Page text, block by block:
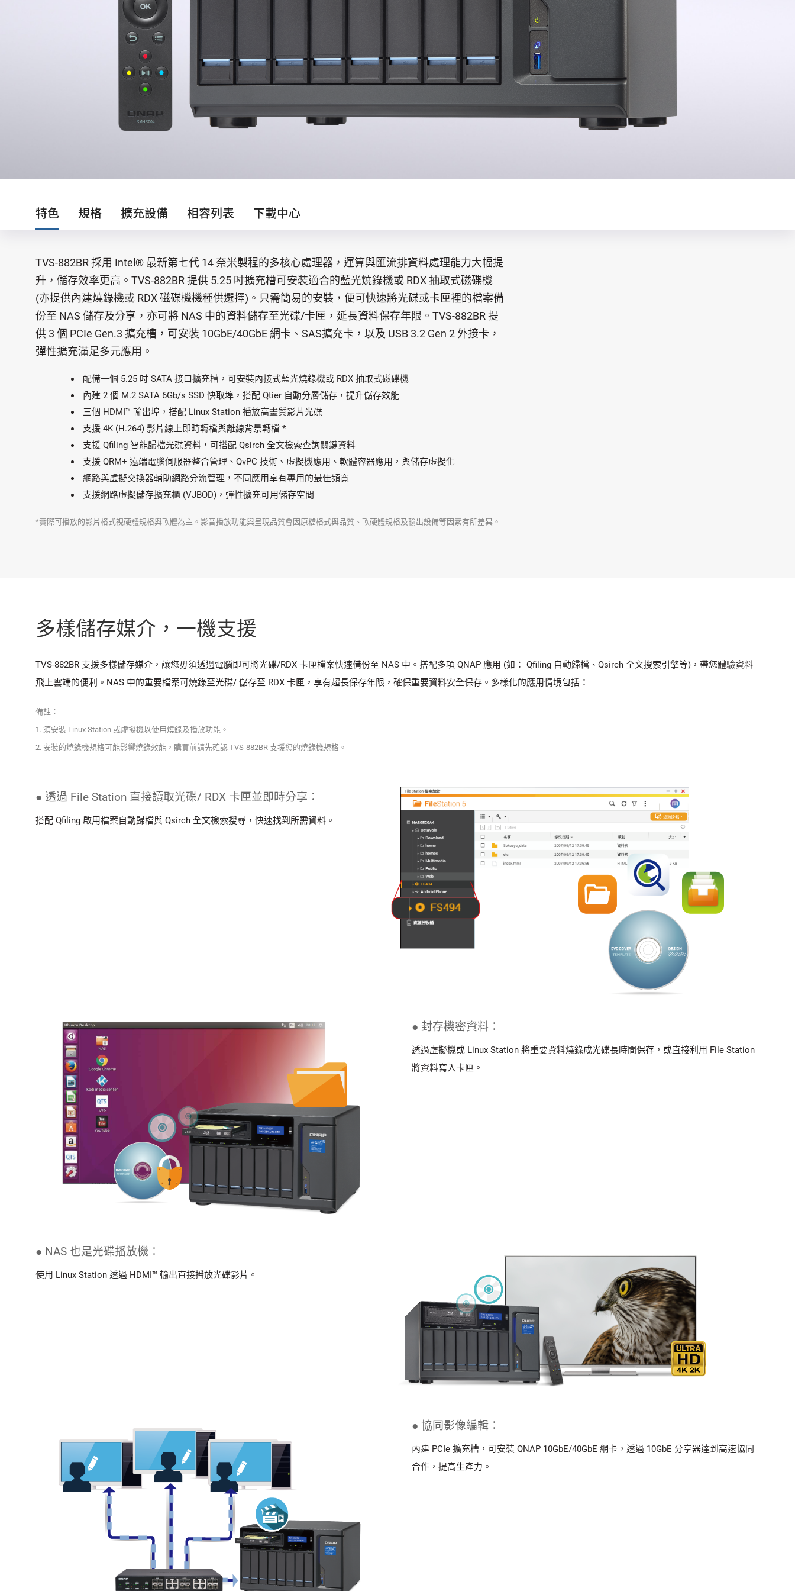
特色 規格 擴充設備 相容列表 下載中心
TVS-882BR 採用 Intel® 最新第七代 14 奈米製程的多核心處理器，運算與匯流排資料處理能力大幅提
升，儲存效率更高。TVS-882BR 提供 5.25 吋擴充槽可安裝適合的藍光燒錄機或 RDX 抽取式磁碟機
(亦提供內建燒錄機或 RDX 磁碟機機種供選擇)。只需簡易的安裝，便可快速將光碟或卡匣裡的檔案備
份至 NAS 儲存及分享，亦可將 NAS 中的資料儲存至光碟/卡匣，延長資料保存年限。TVS-882BR 提
供 3 個 PCIe Gen.3 擴充槽，可安裝 10GbE/40GbE 網卡、SAS擴充卡，以及 USB 3.2 Gen 2 外接卡，
彈性擴充滿足多元應用。
配備一個 5.25 吋 SATA 接口擴充槽，可安裝內接式藍光燒錄機或 RDX 抽取式磁碟機
內建 2 個 M.2 SATA 6Gb/s SSD 快取埠，搭配 Qtier 自動分層儲存，提升儲存效能
三個 HDMI™ 輸出埠，搭配 Linux Station 播放高畫質影片光碟
支援 4K (H.264) 影片線上即時轉檔與離線背景轉檔 *
支援 Qfiling 智能歸檔光碟資料，可搭配 Qsirch 全文檢索查詢關鍵資料
支援 QRM+ 遠端電腦伺服器整合管理、QvPC 技術、虛擬機應用、軟體容器應用，與儲存虛擬化
網路與虛擬交換器輔助網路分流管理，不同應用享有專用的最佳頻寬
支援網路虛擬儲存擴充櫃 (VJBOD)，彈性擴充可用儲存空間
*實際可播放的影片格式視硬體規格與軟體為主。影音播放功能與呈現品質會因原檔格式與品質、軟硬體規格及輸出設備等因素有所差異。
多樣儲存媒介，一機支援
TVS-882BR 支援多樣儲存媒介，讓您毋須透過電腦即可將光碟/RDX 卡匣檔案快速備份至 NAS 中。搭配多項 QNAP 應用 (如： Qfiling 自動歸檔、Qsirch 全文搜索引擎等)，帶您體驗資料
飛上雲端的便利。NAS 中的重要檔案可燒錄至光碟/ 儲存至 RDX 卡匣，享有超長保存年限，確保重要資料安全保存。多樣化的應用情境包括：
備註：
1. 須安裝 Linux Station 或虛擬機以使用燒錄及播放功能。
2. 安裝的燒錄機規格可能影響燒錄效能，購買前請先確認 TVS-882BR 支援您的燒錄機規格。
● 透過 File Station 直接讀取光碟/ RDX 卡匣並即時分享：
搭配 Qfiling 啟用檔案自動歸檔與 Qsirch 全文檢索搜尋，快速找到所需資料。
● 封存機密資料：
透過虛擬機或 Linux Station 將重要資料燒錄成光碟長時間保存，或直接利用 File Station
將資料寫入卡匣。
● NAS 也是光碟播放機：
使用 Linux Station 透過 HDMI™ 輸出直接播放光碟影片。
● 協同影像編輯：
內建 PCIe 擴充槽，可安裝 QNAP 10GbE/40GbE 網卡，透過 10GbE 分享器達到高速協同
合作，提高生產力。